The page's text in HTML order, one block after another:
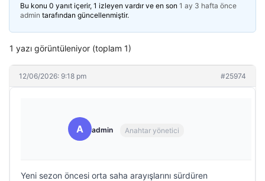
Bu konu 0 yanıt içerir, 1 izleyen vardır ve en son 1 ay 3 hafta önce
admin tarafından güncellenmiştir.
1 yazı görüntüleniyor (toplam 1)
12/06/2026: 9:18 pm #25974
A admin Anahtar yönetici
Yeni sezon öncesi orta saha arayışlarını sürdüren